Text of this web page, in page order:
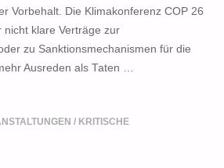
Vorbehalt. Die Klimakonferenz COP 26
nicht klare Verträge zur
zu Sanktionsmechanismen für die
Ausreden als Taten …
/ KRITISCHE